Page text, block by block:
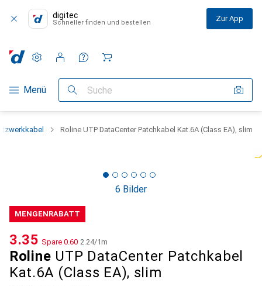
digitec
Schneller finden und bestellen Zur App
Navigation nach Kategorien
Menü Suche
Einstellungen
Kundenkonto
Vergleichslisten
Merklisten
Warenkorb
Roline UTP DataCenter Patchkabel Kat.6A (Class EA), slim
6 Bilder
MENGENRABATT
Roline UTP DataCenter Patchkabel
Kat.6A (Class EA), slim
CHF
3.35 Spare CHF
0.60 CHF
2.24/1m